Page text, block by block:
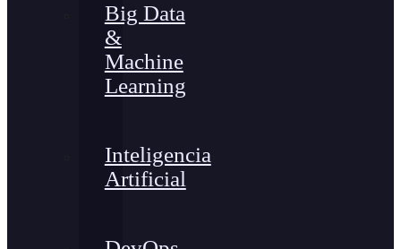
Big Data
&
Machine
Learning
Inteligencia
Artificial